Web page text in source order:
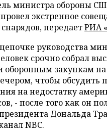
министра обороны
экстренное
передаетРИА
руководства
срочно собрал
закупкам на
чтобы обсудить
на недостатку
- после того как он
Дональда
NBC.